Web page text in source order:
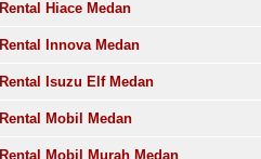
Rental Hiace Medan
Rental Innova Medan
Rental Isuzu Elf Medan
Rental Mobil Medan
Rental Mobil Murah Medan